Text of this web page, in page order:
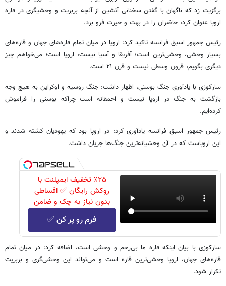
برگزیت زد که ناگهان با گفتن سخنانی آتشین از آنچه بربریت و وحشیگری در قاره
اروپا عنوان کرد، حاضران را در بهت و حیرت فرو برد.
رئیس جمهور اسبق فرانسه تاکید کرد: اروپا در میان تمام قاره‌های جهان و قاره‌های
بسیار وحشی، وحشی‌ترین است؛ آفریقا و آسیا نیست، اروپا است؛ می‌خواهم چیز
دیگری بگویم، قرون وسطی نیست و قرن ۲۱ است.
سارکوزی با یادآوری جنگ بوسنی، اظهار داشت: جنگ روسیه و اوکراین به هیچ وجه
بازگشت به جنگ در اروپا نیست و احمقانه است چراکه بوسنی را فراموش
کرده‌ایم.
رئیس جمهور اسبق فرانسه یادآوری کرد: در اروپا بود که یهودیان کشته شدند و
این اروپاست که در آن وحشیانه‌ترین جنگ‌ها جریان داشت.
٪۲۵ تخفیف ایمپلنت با
روکش رایگان ✅ اقساطی
بدون نیاز به چک و ضامن
فرم رو پر کن ✅
سارکوزی با بیان اینکه قاره ما بی‌رحم و وحشی است، اضافه کرد: در میان تمام
قاره‌های جهان، اروپا وحشی‌ترین قاره است و می‌تواند این وحشی‌گری و بربریت
تکرار شود.